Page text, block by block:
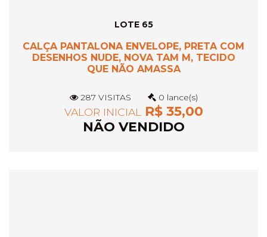
LOTE 65
CALÇA PANTALONA ENVELOPE, PRETA COM
DESENHOS NUDE, NOVA TAM M, TECIDO
QUE NÃO AMASSA
287 VISITAS 0 lance(s)
VALOR INICIAL R$ 35,00
NÃO VENDIDO